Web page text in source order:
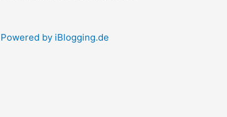
Powered by iBlogging.de